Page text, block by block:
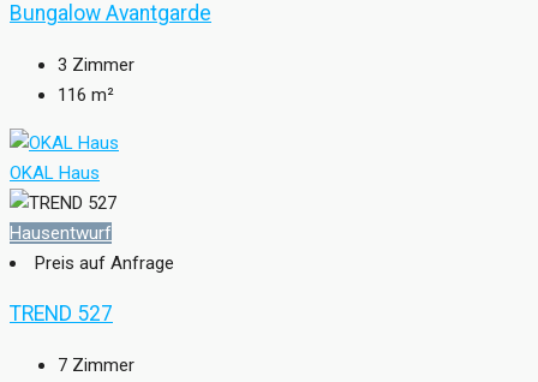
Bungalow Avantgarde
3 Zimmer
116 m²
OKAL Haus
Hausentwurf
Preis auf Anfrage
TREND 527
7 Zimmer